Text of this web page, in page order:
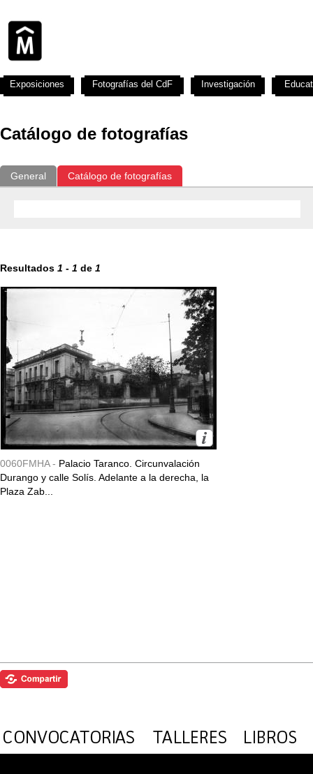
Catálogo de fotografías
General Catálogo de fotografías
Resultados 1 - 1 de 1
0060FMHA - Palacio Taranco. Circunvalación
Durango y calle Solís. Adelante a la derecha, la
Plaza Zab...
Exposiciones Fotografías del CdF Investigación